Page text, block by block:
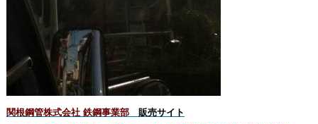
関根鋼管株式会社 鉄鋼事業部 販売サイト